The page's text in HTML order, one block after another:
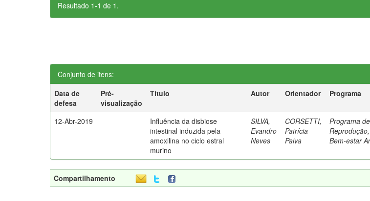
Resultado 1-1 de 1.
Conjunto de itens:
Data de
defesa
Pré-
visualização
Título Autor Orientador Programa
12-Abr-2019
Influência da disbiose
intestinal induzida pela
amoxilina no ciclo estral
murino
SILVA,
Evandro
Neves
CORSETTI,
Patrícia
Paiva
Programa
Bem-estar
Compartilhamento